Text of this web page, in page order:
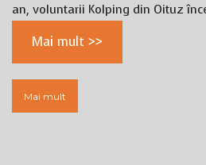
an, voluntarii Kolping din Oituz
Mai mult >>
Mai mult